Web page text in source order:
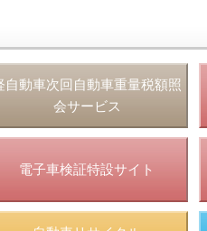
自動車次回自動車重量税額照
会サービス
電子車検証特設サイト